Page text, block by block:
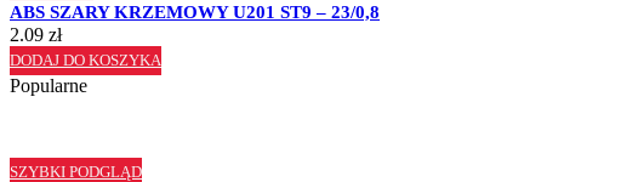
ABS SZARY KRZEMOWY U201 ST9 – 23/0,8
2.09 zł
DODAJ DO KOSZYKA
Popularne
SZYBKI PODGLĄD